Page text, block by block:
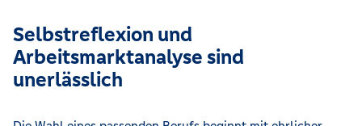
Selbstreflexion und
Arbeitsmarktanalyse sind
unerlässlich